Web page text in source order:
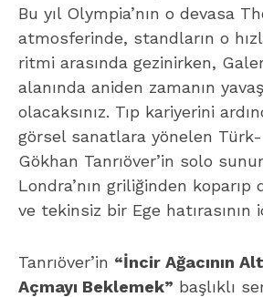
Bu yıl Olympia’nın o devasa
atmosferinde, standların o
ritmi arasında gezinirken,
alanında aniden zamanın
olacaksınız. Tıp kariyerini
görsel sanatlara yönelen
Gökhan Tanrıöver’in solo
Londra’nın griliğinden
ve tekinsiz bir Ege hatırasının
Tanrıöver’in “İncir Ağacının
Açmayı Beklemek” başlıklı